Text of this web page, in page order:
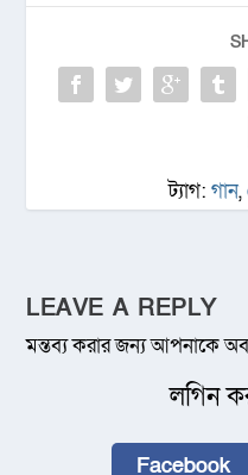
ট্যাগ: গান,
LEAVE A REPLY
মন্তব্য করার জন্য আপনাকে
লগিন
Facebook